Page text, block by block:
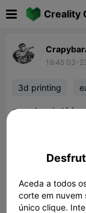
Creality
19:45 03-
3d printing
great print!
Aceda a todos
corte em nuvem
único clique.